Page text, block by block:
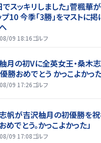
でスッキリしました」菅楓華
プ10 今季「3勝」をマストに
09 18:16ゴルフ
月の初Vに全英女王・桑木
勝おめでとう かっこよかった
09 17:26ゴルフ
帆が吉沢柚月の初優勝を祝
めでとう。かっこよかった」
09 17:08ゴルフ